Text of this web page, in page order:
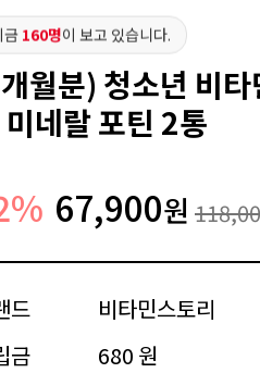
금 160명이 보고 있습니다.
월분) 청소년 비
네랄 포틴 2통
% 67,900원
드
비타민스토리
금
680 원